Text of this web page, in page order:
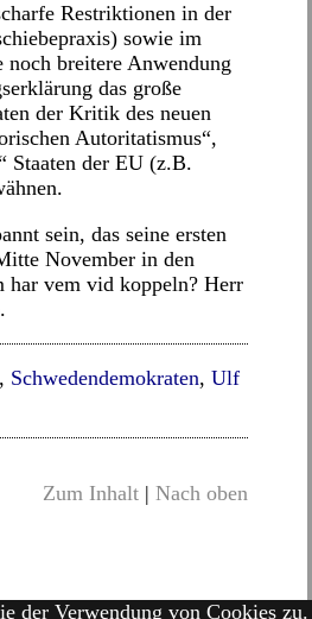
Restriktionen in der
sowie im
breitere Anwendung
das große
der Kritik des neuen
Autoritatismus“,
Staaten der EU (z.B.
sein, das seine ersten
November in den
har vem vid koppeln? Herr
, Schwedendemokraten, Ulf
Zum Inhalt | Nach oben
der Verwendung von Cookies zu.